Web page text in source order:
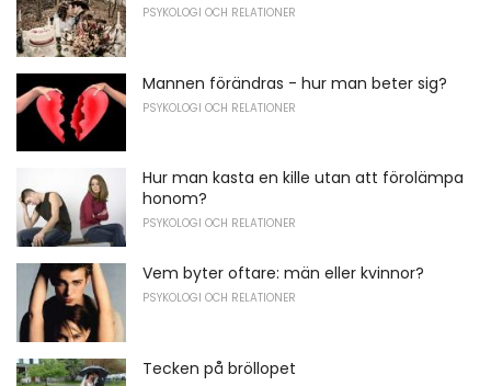
PSYKOLOGI OCH RELATIONER
Mannen förändras - hur man beter sig?
PSYKOLOGI OCH RELATIONER
Hur man kasta en kille utan att förolämpa
honom?
PSYKOLOGI OCH RELATIONER
Vem byter oftare: män eller kvinnor?
PSYKOLOGI OCH RELATIONER
Tecken på bröllopet